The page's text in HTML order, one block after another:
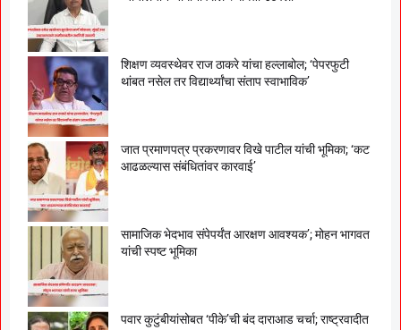
शिक्षण व्यवस्थेवर राज ठाकरे यांचा हल्लाबोल; ‘पेपरफुटी
थांबत नसेल तर विद्यार्थ्यांचा संताप स्वाभाविक’
जात प्रमाणपत्र प्रकरणावर विखे पाटील यांची भूमिका; ‘कट
आढळल्यास संबंधितांवर कारवाई’
सामाजिक भेदभाव संपेपर्यंत आरक्षण आवश्यक’; मोहन भागवत
यांची स्पष्ट भूमिका
पवार कुटुंबीयांसोबत ‘पीके’ची बंद दाराआड चर्चा; राष्ट्रवादीत